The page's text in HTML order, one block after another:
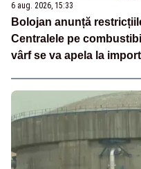
6 aug. 2026, 15:33
Bolojan anunță
Centralele pe
vârf se va apela la